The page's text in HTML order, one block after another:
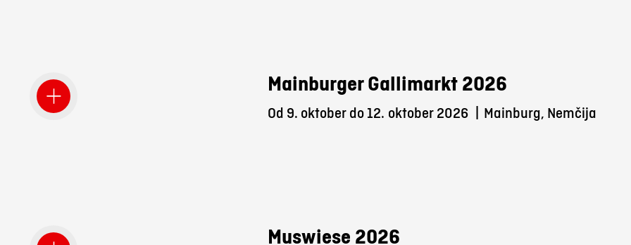
Mainburger Gallimarkt 2026
Od 9. oktober do 12. oktober 2026 Mainburg, Nemčija
Muswiese 2026